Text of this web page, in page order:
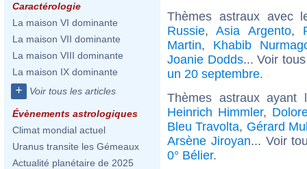
Caractérologie
La maison VI dominante
La maison VII dominante
La maison VIII dominante
La maison IX dominante
+ Voir tous les articles
Évènements astrologiques
Climat mondial actuel
Uranus transite les Gémeaux
Actualité planétaire de 2025
Thèmes astraux avec
Russie,Asia Argento,
Martin, Khabib
Joanie Dodds... Voir
un 20 septembre.
Thèmes astraux
Heinrich Himmler,
Bleu Travolta, Gérard
Arsène Jiroyan... Voir
0° Bélier.